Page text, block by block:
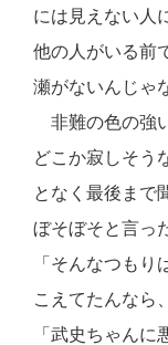
には見えない人
他の人がいる前
瀬がないんじゃ
非難の色の強
どこか寂しそう
となく最後まで
ぼそぼそと言っ
「そんなつも
こえてたんなら
「武史ちゃん